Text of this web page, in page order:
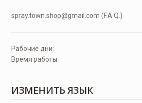
spray.town.shop@gmail.com (F.A.Q.)
Рабочие дни:
Время работы:
ИЗМЕНИТЬ ЯЗЫК